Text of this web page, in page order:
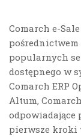
Comarch e-
popularnych
dostępnego w
Comarch ERP
Altum,
odpowiadające
pierwsze kroki